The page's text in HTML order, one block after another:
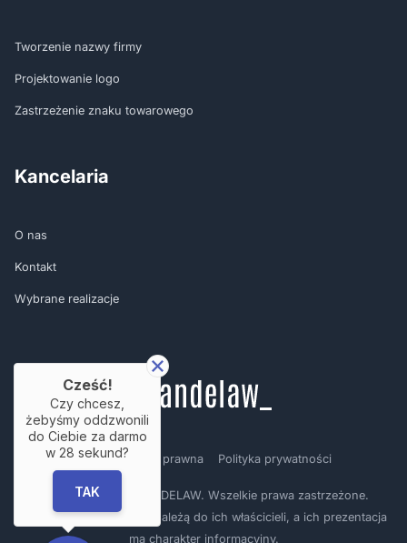
Tworzenie nazwy firmy
Projektowanie logo
Zastrzeżenie znaku towarowego
Kancelaria
O nas
Kontakt
Wybrane realizacje
Regulamin Nota prawna Polityka prywatności
Copyright © by BRANDELAW. Wszelkie prawa zastrzeżone.
Prezentowane logotypy należą do ich właścicieli, a ich prezentacja
ma charakter informacyjny.
Cześć!
Czy chcesz,
żebyśmy oddzwonili
do Ciebie za darmo
w 28 sekund?
TAK